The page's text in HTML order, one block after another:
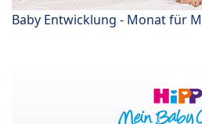
Baby Entwicklung - Monat für